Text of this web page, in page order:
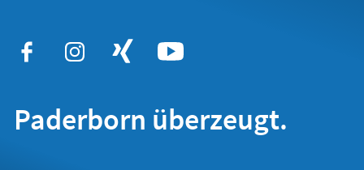
Paderborn überzeugt.